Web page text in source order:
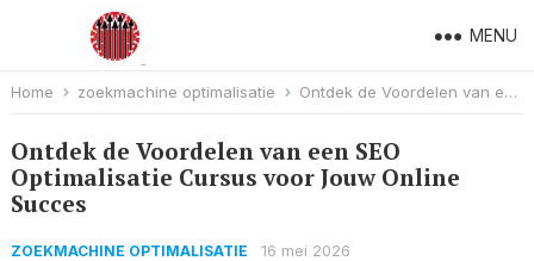
MENU
Home zoekmachine optimalisatie Ontdek de Voordelen van een SEO Optimalisatie Cursus voor Jouw Online Succes
Ontdek de Voordelen van een SEO
Optimalisatie Cursus voor Jouw Online
Succes
ZOEKMACHINE OPTIMALISATIE 16 mei 2026